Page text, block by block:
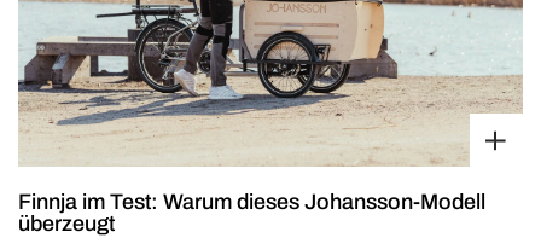
Finnja im Test: Warum dieses Johansson-Modell
überzeugt